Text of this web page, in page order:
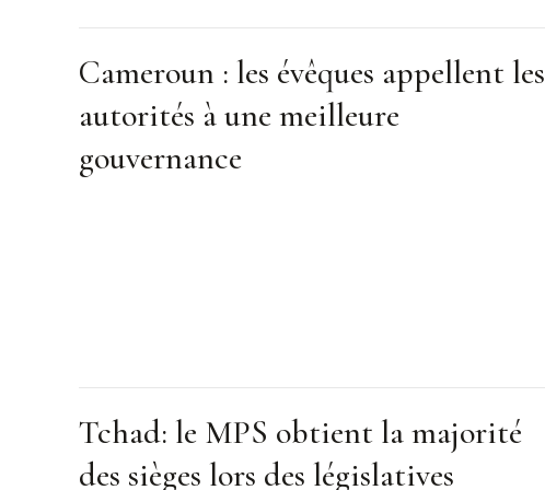
Cameroun : les évêques appellent les
autorités à une meilleure
gouvernance
Tchad: le MPS obtient la majorité
des sièges lors des législatives